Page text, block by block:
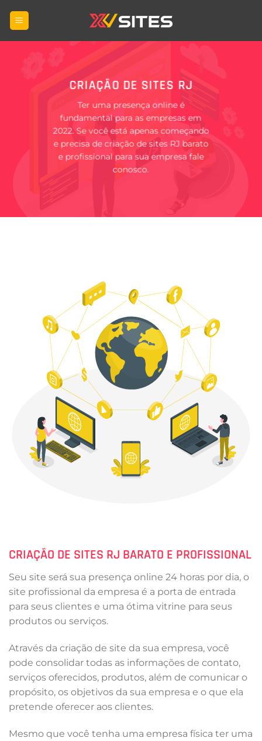
CRIAÇÃO DE SITES RJ
Ter uma presença online é
fundamental para as empresas em
2022. Se você está apenas começando
e precisa de criação de sites RJ barato
e profissional para sua empresa fale
conosco.
CRIAÇÃO DE SITES RJ BARATO E PROFISSIONAL
Seu site será sua presença online 24 horas por dia, o
site profissional da empresa é a porta de entrada
para seus clientes e uma ótima vitrine para seus
produtos ou serviços.
Através da criação de site da sua empresa, você
pode consolidar todas as informações de contato,
serviços oferecidos, produtos, além de comunicar o
propósito, os objetivos da sua empresa e o que ela
pretende oferecer aos clientes.
Mesmo que você tenha uma empresa física ter uma